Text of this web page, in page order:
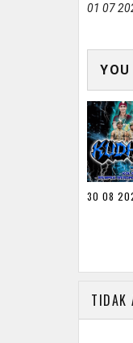
01 07
30 08
TIDAK